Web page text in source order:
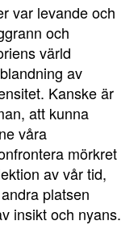
var levande och
och
värld
av
Kanske är
att kunna
våra
mörkret
av vår tid,
platsen
insikt och nyans.